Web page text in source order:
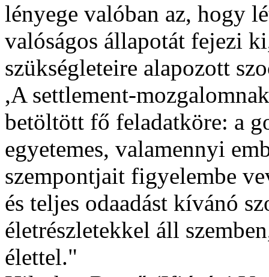
lényege valóban az, hogy
valóságos állapotát fejezi
szükségleteire alapozott
,A settlement-
betöltött fő feladatköre: a
egyetemes, valamennyi
szempontjait figyelembe
és teljes odaadást kívánó
életrészletekkel áll
élettel."